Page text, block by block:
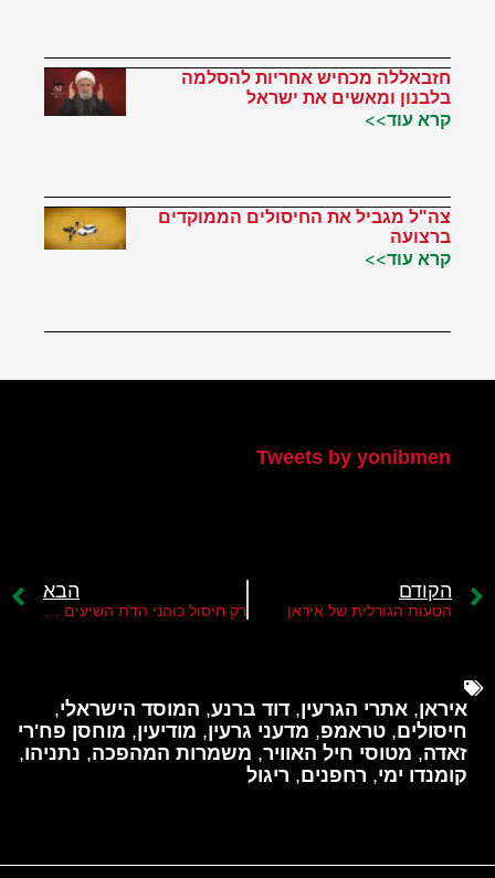
חזבאללה מכחיש אחריות להסלמה
בלבנון ומאשים את ישראל
קרא עוד>>
צה"ל מגביל את החיסולים הממוקדים
ברצועה
קרא עוד>>
Tweets by yonibmen
הקודם
הטעות הגורלית של איראן
הבא
איראן, אתרי הגרעין, דוד ברנע, המוסד הישראלי,
חיסולים, טראמפ, מדעני גרעין, מודיעין, מוחסן פח'רי
זאדה, מטוסי חיל האוויר, משמרות המהפכה, נתניהו,
קומנדו ימי, רחפנים, ריגול